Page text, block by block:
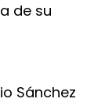
de su
Sánchez